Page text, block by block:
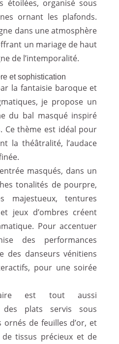
étoilées, organisé sous
ornant les plafonds.
dans une atmosphère
un mariage de haut
de l’intemporalité.
et sophistication
la fantaisie baroque et
je propose un
du bal masqué inspiré
Ce thème est idéal pour
la théâtralité, l’audace
masqués, dans un
tonalités de pourpre,
tentures
jeux d’ombres créent
Pour accentuer
des performances
des danseurs vénitiens
pour une soirée
est tout aussi
des plats servis sous
ornés de feuilles d’or, et
tissus précieux et de